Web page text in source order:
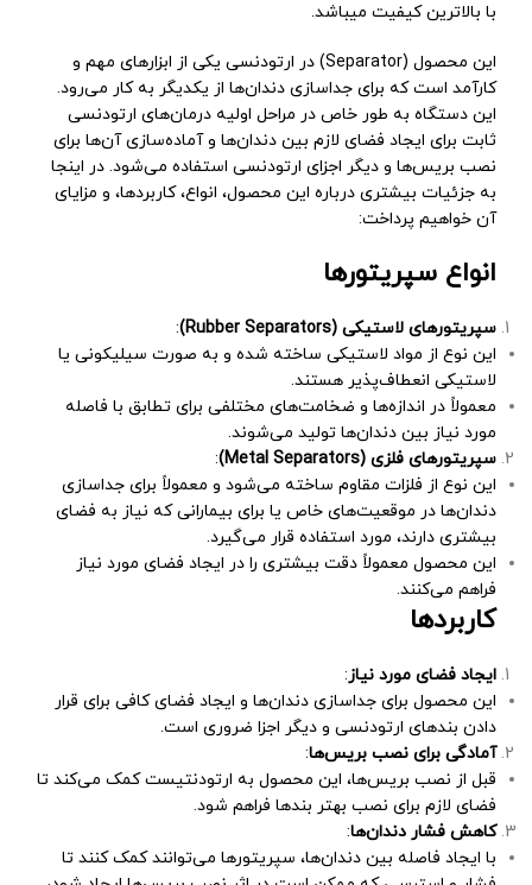
با بالاترين كيفيت ميباشد.
این محصول (Separator) در ارتودنسی یکی از ابزارهای مهم و
کارآمد است که برای جداسازی دندان‌ها از یکدیگر به کار می‌رود.
این دستگاه به طور خاص در مراحل اولیه درمان‌های ارتودنسی
ثابت برای ایجاد فضای لازم بین دندان‌ها و آماده‌سازی آن‌ها برای
نصب بریس‌ها و دیگر اجزای ارتودنسی استفاده می‌شود. در اینجا
به جزئیات بیشتری درباره این محصول، انواع، کاربردها، و مزایای
آن خواهیم پرداخت:
انواع سپریتورها
سپریتورهای لاستیکی (Rubber Separators)
:
این نوع از مواد لاستیکی ساخته شده و به صورت سیلیکونی یا
لاستیکی انعطاف‌پذیر هستند.
معمولاً در اندازه‌ها و ضخامت‌های مختلفی برای تطابق با فاصله
مورد نیاز بین دندان‌ها تولید می‌شوند.
سپریتورهای فلزی (Metal Separators)
:
این نوع از فلزات مقاوم ساخته می‌شود و معمولاً برای جداسازی
دندان‌ها در موقعیت‌های خاص یا برای بیمارانی که نیاز به فضای
بیشتری دارند، مورد استفاده قرار می‌گیرد.
این محصول معمولاً دقت بیشتری را در ایجاد فضای مورد نیاز
فراهم می‌کنند.
کاربردها
ایجاد فضای مورد نیاز:
این محصول برای جداسازی دندان‌ها و ایجاد فضای کافی برای قرار
دادن بندهای ارتودنسی و دیگر اجزا ضروری است.
آمادگی برای نصب بریس‌ها:
قبل از نصب بریس‌ها، این محصول به ارتودنتیست کمک می‌کند تا
فضای لازم برای نصب بهتر بندها فراهم شود.
کاهش فشار دندان‌ها:
با ایجاد فاصله بین دندان‌ها، سپریتورها می‌توانند کمک کنند تا